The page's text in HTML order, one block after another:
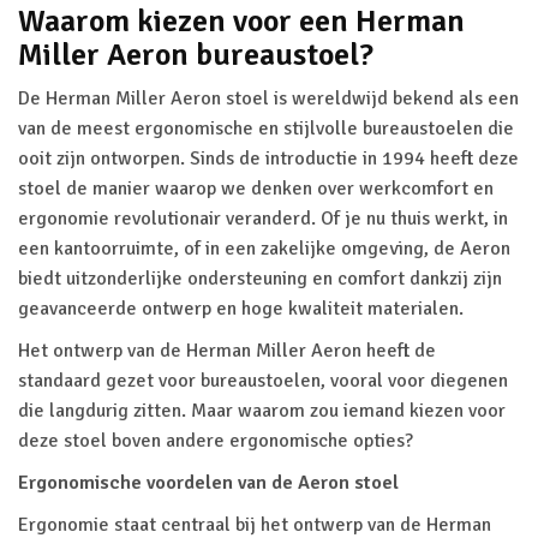
Waarom kiezen voor een Herman
Miller Aeron bureaustoel?
De Herman Miller Aeron stoel is wereldwijd bekend als een
van de meest ergonomische en stijlvolle bureaustoelen die
ooit zijn ontworpen. Sinds de introductie in 1994 heeft deze
stoel de manier waarop we denken over werkcomfort en
ergonomie revolutionair veranderd. Of je nu thuis werkt, in
een kantoorruimte, of in een zakelijke omgeving, de Aeron
biedt uitzonderlijke ondersteuning en comfort dankzij zijn
geavanceerde ontwerp en hoge kwaliteit materialen.
Het ontwerp van de Herman Miller Aeron heeft de
standaard gezet voor bureaustoelen, vooral voor diegenen
die langdurig zitten. Maar waarom zou iemand kiezen voor
deze stoel boven andere ergonomische opties?
Ergonomische voordelen van de Aeron stoel
Ergonomie staat centraal bij het ontwerp van de Herman